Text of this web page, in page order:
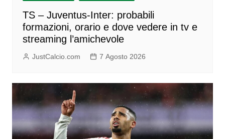
TS – Juventus-Inter: probabili
formazioni, orario e dove vedere in tv e
streaming l’amichevole
JustCalcio.com 7 Agosto 2026